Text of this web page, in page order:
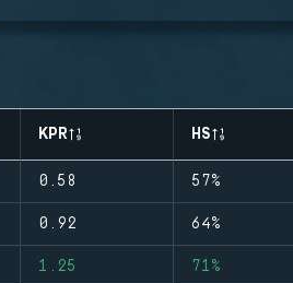
KPR HS
0.58 57%
0.92 64%
1.25 71%